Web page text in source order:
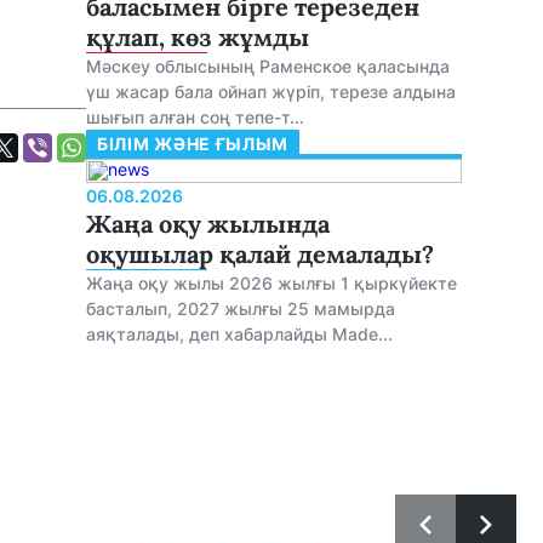
баласымен бірге терезеден
құлап, көз жұмды
Мәскеу облысының Раменское қаласында
үш жасар бала ойнап жүріп, терезе алдына
шығып алған соң тепе-т...
БІЛІМ ЖӘНЕ ҒЫЛЫМ
06.08.2026
Жаңа оқу жылында
оқушылар қалай демалады?
Жаңа оқу жылы 2026 жылғы 1 қыркүйекте
басталып, 2027 жылғы 25 мамырда
аяқталады, деп хабарлайды Made...